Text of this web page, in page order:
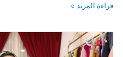
مجلس
أهمية
الرعاية
قراءة المزيد »